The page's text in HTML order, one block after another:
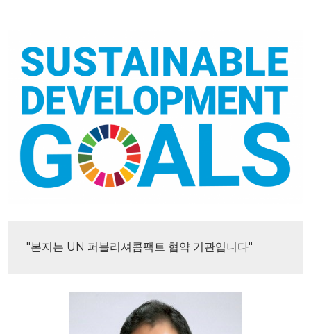
"본지는 UN 퍼블리셔콤팩트 협약 기관입니다"